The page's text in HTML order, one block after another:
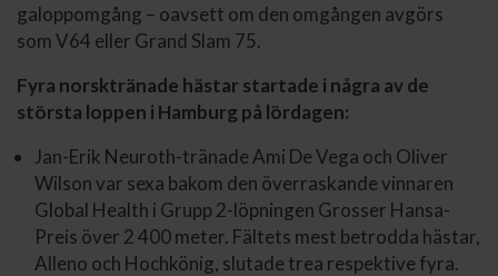
galoppomgång – oavsett om den omgången avgörs
som V64 eller Grand Slam 75.
Fyra norsktränade hästar startade i några av de
största loppen i Hamburg på lördagen:
Jan-Erik Neuroth-tränade Ami De Vega och Oliver
Wilson var sexa bakom den överraskande vinnaren
Global Health i Grupp 2-löpningen Grosser Hansa-
Preis över 2 400 meter. Fältets mest betrodda hästar,
Alleno och Hochkönig, slutade trea respektive fyra.